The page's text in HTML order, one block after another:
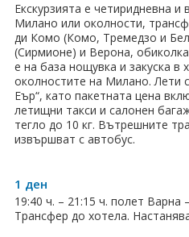
Турция
Унгария
Испания
Франция
Швеция
ПРАЗНИЦИ
Празници в България
Екскурзията е четиридневна
Милано или околности,
ди Комо (Комо, Тремедзо и
(Сирмионе) и Верона,
е на база нощувка и закуска в
околностите на Милано. Лети
Еър“, като пакетната цена
летищни такси и салонен
тегло до 10 кг. Вътрешните
извършват с автобус.
1 ден
19:40 ч. – 21:15 ч. полет
Трансфер до хотела.